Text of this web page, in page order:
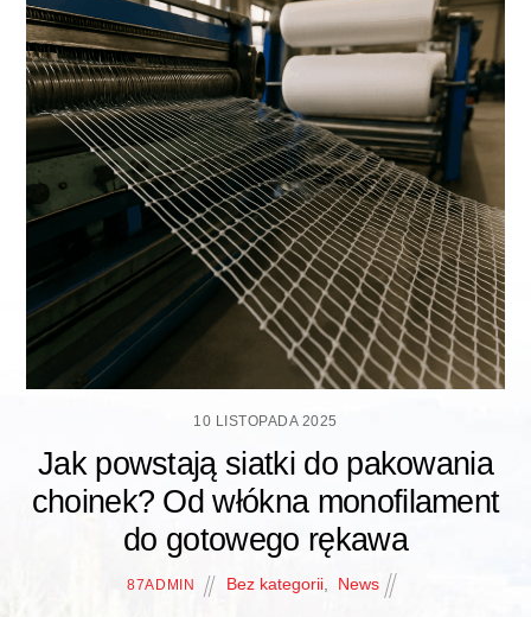
10 LISTOPADA 2025
Jak powstają siatki do pakowania
choinek? Od włókna monofilament
do gotowego rękawa
87ADMIN Bez kategorii, News